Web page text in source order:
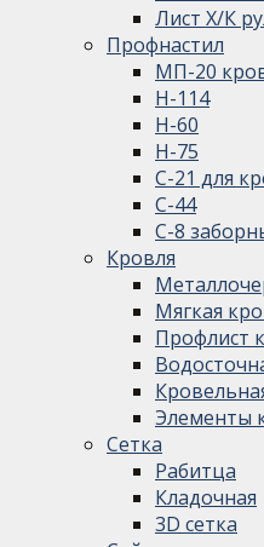
Лист Х/К
Профнастил
МП-20
Н-114
Н-60
Н-75
С-21 для
С-44
С-8
Кровля
Мягкая
Профлист
Элементы
Сетка
Рабитца
Кладочная
3D сетка